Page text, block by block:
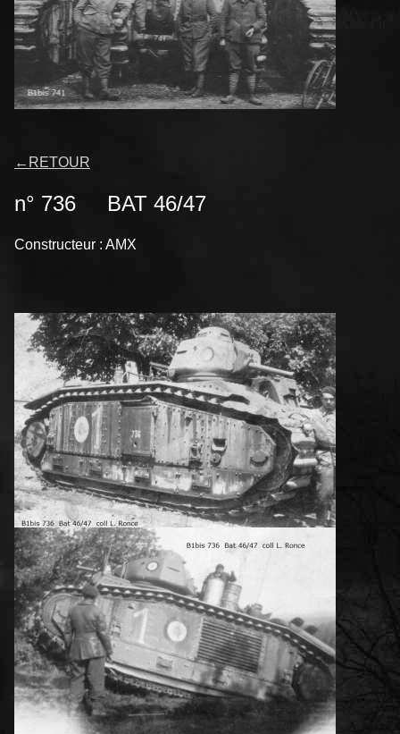
← RETOUR
n° 736 BAT 46/47
Constructeur : AMX